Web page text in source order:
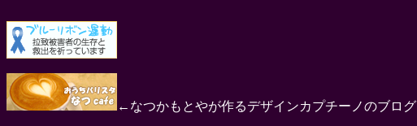
←なつかもとやが作るデザインカプチーノのブログ